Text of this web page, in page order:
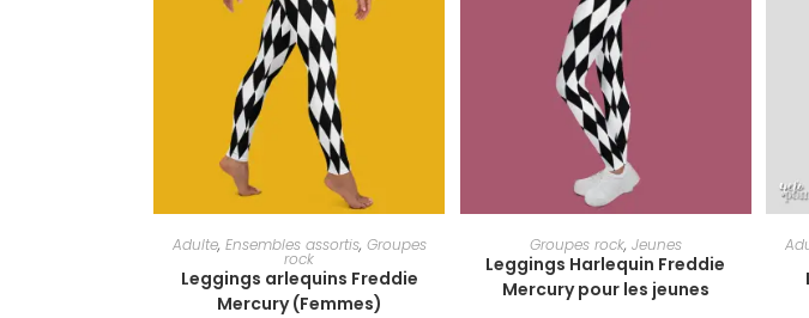
CHOIX DES OPTIONS
Adulte, Ensembles assortis, Groupes
rock
Leggings arlequins Freddie
Mercury (Femmes)
CHOIX DES OPTIONS
Groupes rock, Jeunes
Leggings Harlequin Freddie
Mercury pour les jeunes